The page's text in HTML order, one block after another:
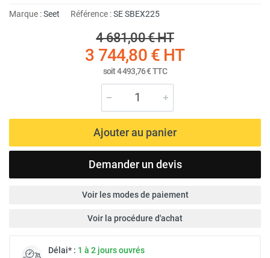
Marque :Seet Référence :SE SBEX225
4 681,00 €HT
3 744,80 € HT
soit4 493,76 €TTC
Ajouter au panier
Demander un devis
Voir les modes de paiement
Voir la procédure d'achat
Délai* : 1 à 2 jours ouvrés